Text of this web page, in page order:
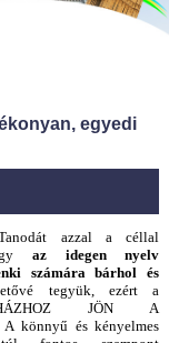
egyedi
azzal a céllal
az idegen nyelv
számára bárhol és
tegyük, ezért a
JÖN A
A könnyű és kényelmes